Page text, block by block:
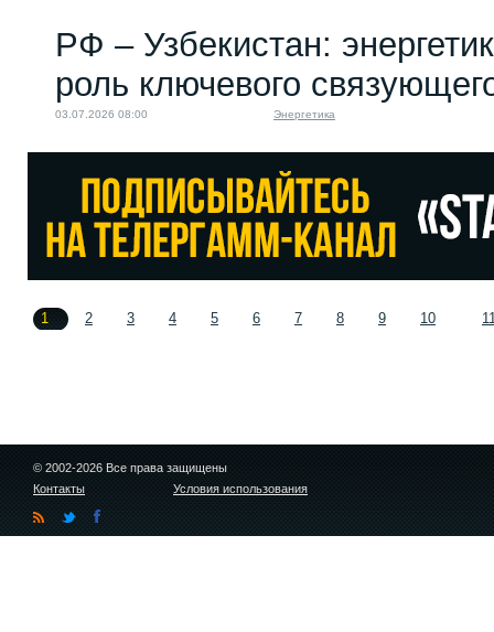
РФ – Узбекистан:
роль ключевого
03.07.2026 08:00 Энергетика
1 2 3 4 5 6 7 8 9 10
© 2002-2026 Все права защищены
Контакты
Условия использования